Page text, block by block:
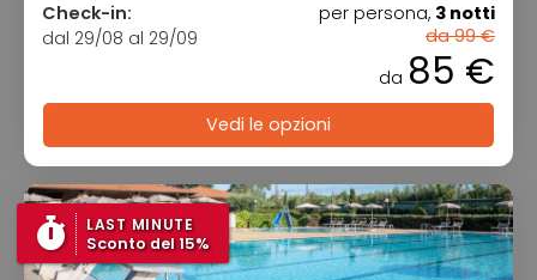
Check-in:
dal 29/08 al 29/09
per persona, 3 notti
da 99 €
da 85 €
Vedi le opzioni
LAST MINUTE
Sconto del 15%